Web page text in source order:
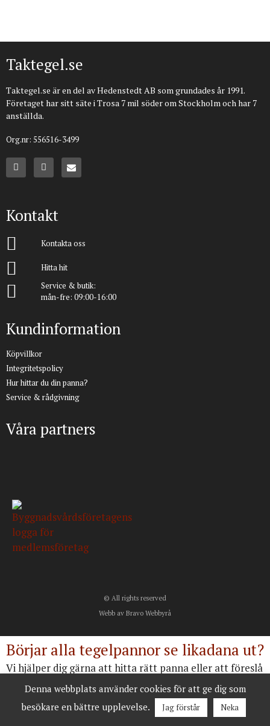
Taktegel.se
Taktegel.se är en del av Hedenstedt AB som grundades år 1991.
Företaget har sitt säte i Trosa 7 mil söder om Stockholm och har 7
anställda.
Org.nr: 556516-3499
Kontakt
Kontakta oss
Hitta hit
Service & butik:
mån-fre: 09:00-16:00
Kundinformation
Köpvillkor
Integritetspolicy
Hur hittar du din panna?
Service & rådgivning
Våra partners
© All rights reserved
Webb av Bravo Webbyrå
Denna webbplats använder cookies för att ge dig som
besökare en bättre upplevelse.
Jag förstår Neka
Börjar alla tegelpannor se likadana ut?
Vi hjälper dig gärna att hitta rätt panna eller att föreslå
alternativ.